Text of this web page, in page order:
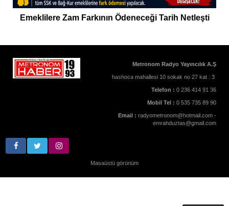
Emeklilere Zam Farkının Ödeneceği Tarih Netleşti
Metronom Radyo Yayıncılık A.Ş
hashoca mahallesi 10 sokak no 27 kat : 3
Telefon : 0 236 414 91 36
Mobil Tel : 0 535 735 89 90
Email : radyometronom@hotmail.com -
emrahduztas@gmail.com
Masaüstü görünüm